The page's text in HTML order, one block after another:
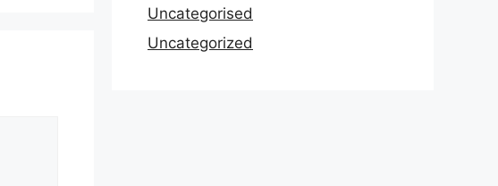
Uncategorised
Uncategorized